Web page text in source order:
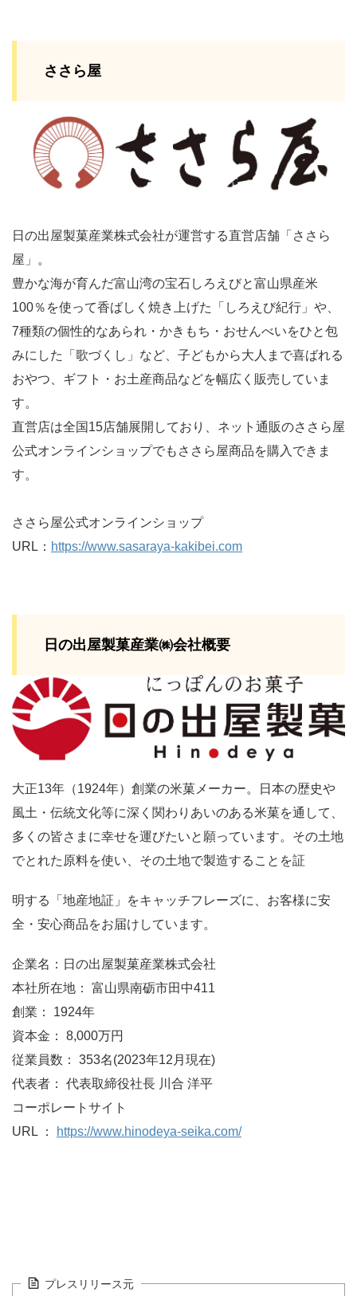
ささら屋
日の出屋製菓産業株式会社が運営する直営店舗「ささら
屋」。
豊かな海が育んだ富山湾の宝石しろえびと富山県産米
100％を使って香ばしく焼き上げた「しろえび紀行」や、
7種類の個性的なあられ・かきもち・おせんべいをひと包
みにした「歌づくし」など、子どもから大人まで喜ばれる
おやつ、ギフト・お土産商品などを幅広く販売していま
す。
直営店は全国15店舗展開しており、ネット通販のささら屋
公式オンラインショップでもささら屋商品を購入できま
す。
ささら屋公式オンラインショップ
URL： https://www.sasaraya-kakibei.com
日の出屋製菓産業㈱会社概要
⼤正13年（1924年）創業の⽶菓メーカー。日本の歴史や
風土・伝統文化等に深く関わりあいのある米菓を通して、
多くの皆さまに幸せを運びたいと願っています。その土地
でとれた原料を使い、その土地で製造することを証
明する「地産地証」をキャッチフレーズに、お客様に安
全・安心商品をお届けしています。
企業名：日の出屋製菓産業株式会社
本社所在地： 富山県南砺市田中411
創業： 1924年
資本金： 8,000万円
従業員数： 353名(2023年12月現在)
代表者： 代表取締役社長 川合 洋平
コーポレートサイト
URL ：
https://www.hinodeya-seika.com/
プレスリリース元